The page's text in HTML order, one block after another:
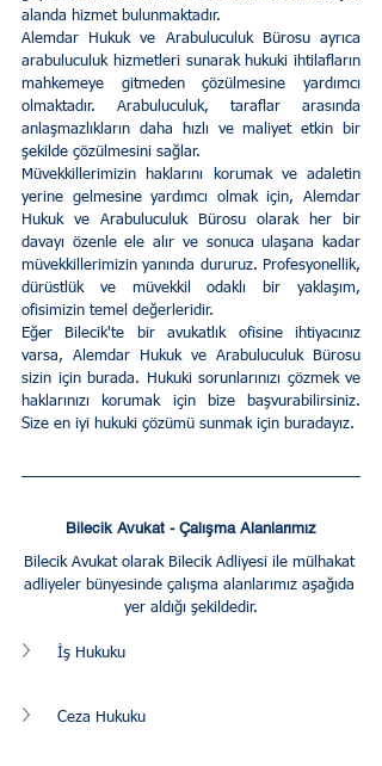
alanda hizmet bulunmaktadır.
Alemdar Hukuk ve Arabuluculuk Bürosu ayrıca
arabuluculuk hizmetleri sunarak hukuki ihtilafların
mahkemeye gitmeden çözülmesine yardımcı
olmaktadır. Arabuluculuk, taraflar arasında
anlaşmazlıkların daha hızlı ve maliyet etkin bir
şekilde çözülmesini sağlar.
Müvekkillerimizin haklarını korumak ve adaletin
yerine gelmesine yardımcı olmak için, Alemdar
Hukuk ve Arabuluculuk Bürosu olarak her bir
davayı özenle ele alır ve sonuca ulaşana kadar
müvekkillerimizin yanında dururuz. Profesyonellik,
dürüstlük ve müvekkil odaklı bir yaklaşım,
ofisimizin temel değerleridir.
Eğer Bilecik'te bir avukatlık ofisine ihtiyacınız
varsa, Alemdar Hukuk ve Arabuluculuk Bürosu
sizin için burada. Hukuki sorunlarınızı çözmek ve
haklarınızı korumak için bize başvurabilirsiniz.
Size en iyi hukuki çözümü sunmak için buradayız.
Bilecik Avukat - Çalışma Alanlarımız
Bilecik Avukat olarak Bilecik Adliyesi ile mülhakat
adliyeler bünyesinde çalışma alanlarımız aşağıda
yer aldığı şekildedir.
İş Hukuku
Ceza Hukuku